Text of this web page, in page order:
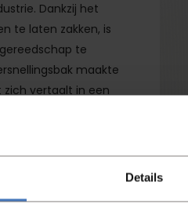
Details
Dankzij het
te laten zakken, is
te
maakte
zich vertaalt in een
Door een zeer
de kuip kunt u